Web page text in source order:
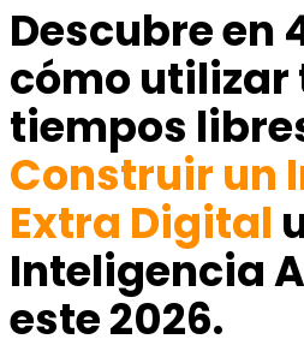
Descubre en
cómo utilizar
tiempos
Construir un
Extra Digital
Inteligencia
este 2026.